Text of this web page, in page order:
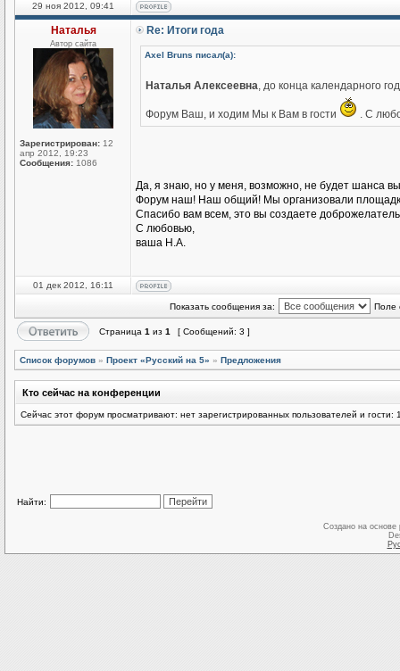
29 ноя 2012, 09:41
Наталья
Автор сайта
Зарегистрирован: 12
апр 2012, 19:23
Сообщения: 1086
Re: Итоги года
Axel Bruns писал(а):
Наталья Алексеевна, до конца календарного
Форум Ваш, и ходим Мы к Вам в гости . С
Да, я знаю, но у меня, возможно, не будет шанса
Форум наш! Наш общий! Мы организовали
Спасибо вам всем, это вы создаете
С любовью,
ваша Н.А.
01 дек 2012, 16:11
Показать сообщения за: Поле
Страница 1 из 1 [ Сообщений: 3 ]
Список форумов » Проект «Русский на 5» » Предложения
Кто сейчас на конференции
Сейчас этот форум просматривают: нет зарегистрированных пользователей и гости:
Найти:
Создано на основе